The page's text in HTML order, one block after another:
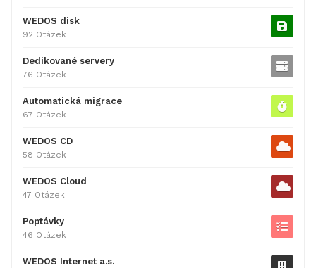
WEDOS disk
92 Otázek
Dedikované servery
76 Otázek
Automatická migrace
67 Otázek
WEDOS CD
58 Otázek
WEDOS Cloud
47 Otázek
Poptávky
46 Otázek
WEDOS Internet a.s.